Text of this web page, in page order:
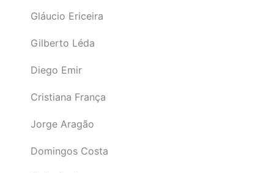
Gláucio Ericeira
Gilberto Léda
Diego Emir
Cristiana França
Jorge Aragão
Domingos Costa